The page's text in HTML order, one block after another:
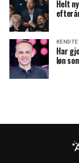
Helt
KENDTE
Har
løn